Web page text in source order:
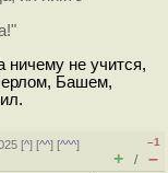
ничему не учится,
Башем,
[^] [^^] [^^^]
–1
+ / –